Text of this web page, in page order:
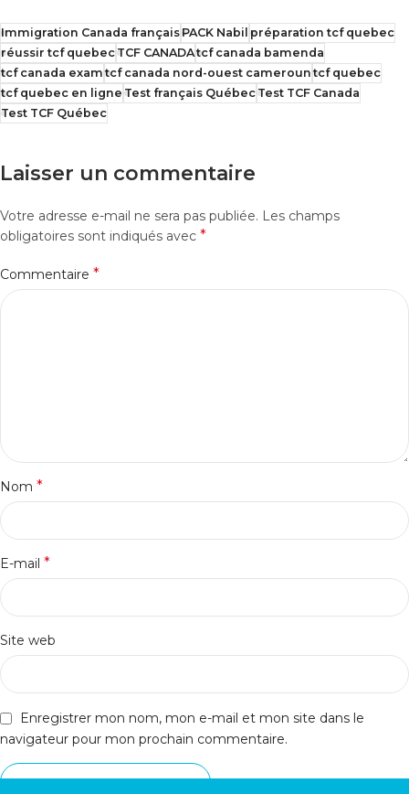
Immigration Canada françaisPACK Nabil préparation tcf quebec
réussir tcf quebecTCF CANADAtcf canada bamenda
tcf canada exam tcf canada nord-ouest cameroun tcf quebec
tcf quebec en ligne Test français QuébecTest TCF Canada
Test TCF Québec
Laisser un commentaire
Votre adresse e-mail ne sera pas publiée. Les champs
obligatoires sont indiqués avec *
Commentaire *
Nom *
E-mail *
Site web
Enregistrer mon nom, mon e-mail et mon site dans le
navigateur pour mon prochain commentaire.